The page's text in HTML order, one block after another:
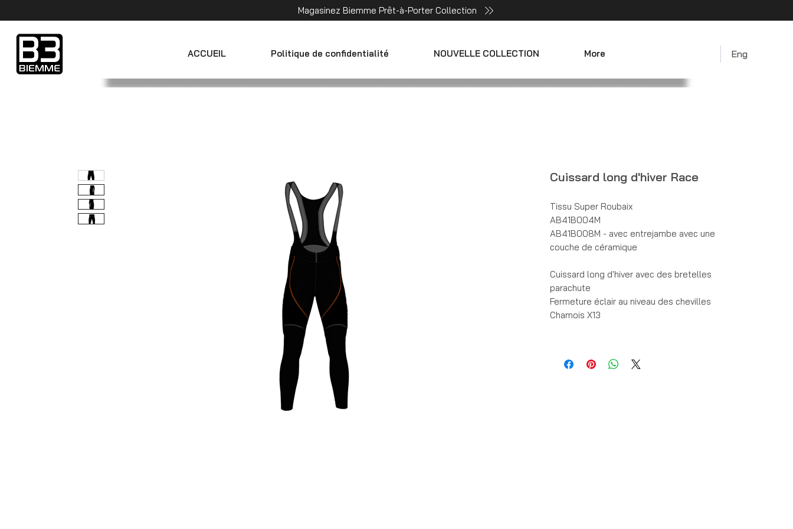
Magasinez Biemme Prêt-à-Porter Collection
ACCUEIL Politique de confidentialité NOUVELLE COLLECTION More Eng
Cuissard long d'hiver Race
Tissu Super Roubaix
AB41B004M
AB41B008M - avec entrejambe avec une
couche de céramique
Cuissard long d'hiver avec des bretelles
parachute
Fermeture éclair au niveau des chevilles
Chamois X13